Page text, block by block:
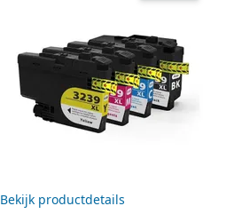
Bekijk productdetails